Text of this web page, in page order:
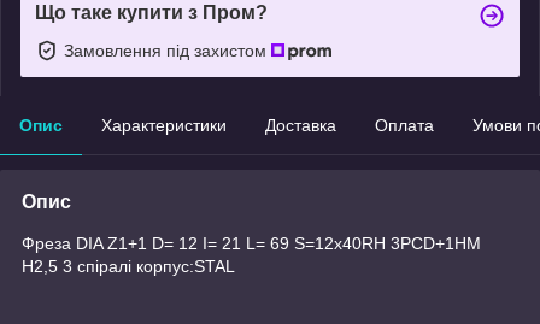
Що таке купити з Пром?
Замовлення під захистом
Опис Характеристики Доставка Оплата Умови
Опис
Фреза DIA Z1+1 D= 12 I= 21 L= 69 S=12x40RH 3PCD+1HM
H2,5 3 спіралі корпус:STAL